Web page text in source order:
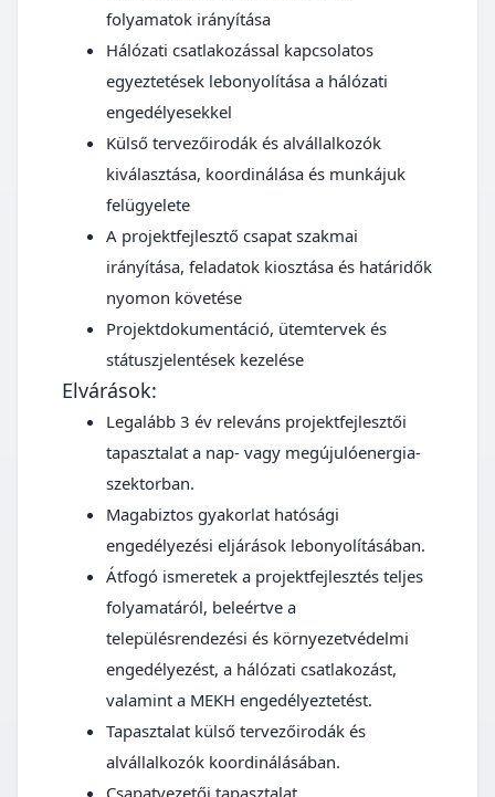
folyamatok irányítása
Hálózati csatlakozással kapcsolatos
egyeztetések lebonyolítása a hálózati
engedélyesekkel
Külső tervezőirodák és alvállalkozók
kiválasztása, koordinálása és munkájuk
felügyelete
A projektfejlesztő csapat szakmai
irányítása, feladatok kiosztása és határidők
nyomon követése
Projektdokumentáció, ütemtervek és
státuszjelentések kezelése
Elvárások:
Legalább 3 év releváns projektfejlesztői
tapasztalat a nap- vagy megújulóenergia-
szektorban.
Magabiztos gyakorlat hatósági
engedélyezési eljárások lebonyolításában.
Átfogó ismeretek a projektfejlesztés teljes
folyamatáról, beleértve a
településrendezési és környezetvédelmi
engedélyezést, a hálózati csatlakozást,
valamint a MEKH engedélyeztetést.
Tapasztalat külső tervezőirodák és
alvállalkozók koordinálásában.
Csapatvezetői tapasztalat.